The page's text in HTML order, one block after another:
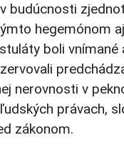
budúcnosti
hegemónom
boli vnímané
nerovnosti v
právach,
zákonom.